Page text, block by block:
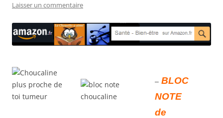
Laisser un commentaire
– BLOC
NOTE
de